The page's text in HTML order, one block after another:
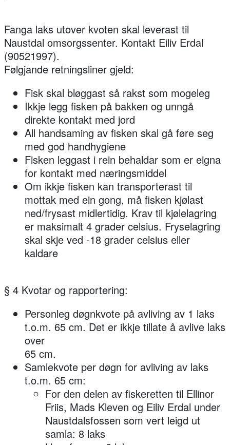
Fanga laks utover kvoten skal leverast til
Naustdal omsorgssenter. Kontakt Eiliv Erdal
(90521997).
Følgjande retningsliner gjeld:
Fisk skal bløggast så rakst som mogeleg
Ikkje legg fisken på bakken og unngå
direkte kontakt med jord
All handsaming av fisken skal gå føre seg
med god handhygiene
Fisken leggast i rein behaldar som er eigna
for kontakt med næringsmiddel
Om ikkje fisken kan transporterast til
mottak med ein gong, må fisken kjølast
ned/frysast midlertidig. Krav til kjølelagring
er maksimalt 4 grader celsius. Fryselagring
skal skje ved -18 grader celsius eller
kaldare
§ 4 Kvotar og rapportering:
Personleg døgnkvote på avliving av 1 laks
t.o.m. 65 cm. Det er ikkje tillate å avlive laks
over
65 cm.
Samlekvote per døgn for avliving av laks
t.o.m. 65 cm:
For den delen av fiskeretten til Ellinor
Friis, Mads Kleven og Eiliv Erdal under
Naustdalsfossen som vert leigd ut
samla: 8 laks